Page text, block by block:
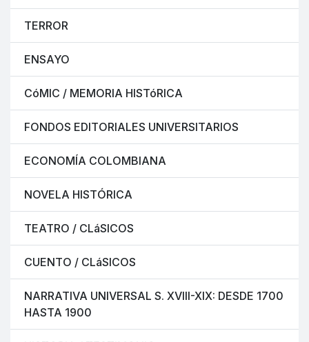
TERROR
ENSAYO
CóMIC / MEMORIA HISTóRICA
FONDOS EDITORIALES UNIVERSITARIOS
ECONOMÍA COLOMBIANA
NOVELA HISTÓRICA
TEATRO / CLáSICOS
CUENTO / CLáSICOS
NARRATIVA UNIVERSAL S. XVIII-XIX: DESDE 1700
HASTA 1900